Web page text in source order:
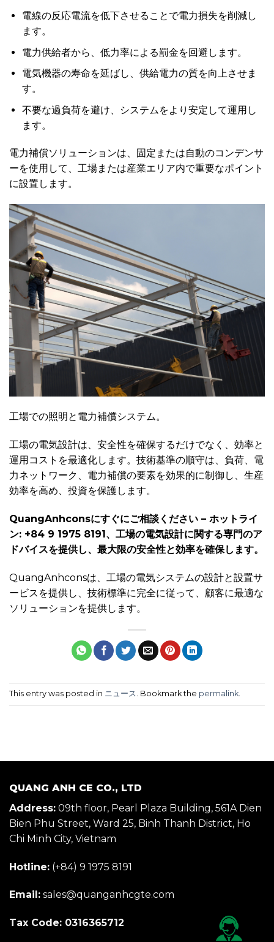
電線の反応電流を低下させることで電力損失を削減し
ます。
電力供給者から、低力率による罰金を回避します。
電気機器の寿命を延ばし、供給電力の質を向上させま
す。
不要な過負荷を避け、システムをより安定して運用し
ます。
電力補償ソリューションは、固定または自動のコンデンサ
ーを使用して、工場または産業エリア内で重要なポイント
に設置します。
工場での照明と電力補償システム。
工場の電気設計は、安全性を確保するだけでなく、効率と
運用コストを最適化します。技術基準の順守は、負荷、電
力ネットワーク、電力補償の要素を効果的に制御し、生産
効率を高め、投資を保護します。
QuangAnhconsにすぐにご相談ください – ホットライ
ン: +84 9 1975 8191、工場の電気設計に関する専門のア
ドバイスを提供し、最大限の安全性と効率を確保します。
QuangAnhconsは、工場の電気システムの設計と設置サ
ービスを提供し、技術標準に完全に従って、顧客に最適な
ソリューションを提供します。
This entry was posted in ニュース. Bookmark the permalink.
QUANG ANH CE CO., LTD
Address: 09th floor, Pearl Plaza Building, 561A Dien
Bien Phu Street, Ward 25, Binh Thanh District, Ho
Chi Minh City, Vietnam
Hotline: (+84) 9 1975 8191
Email: sales@quanganhcgte.com
Tax Code: 0316365712